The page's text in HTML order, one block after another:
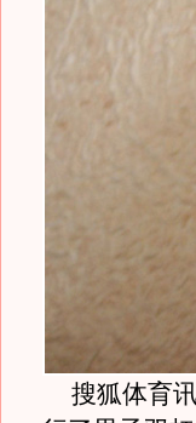
搜狐体育讯